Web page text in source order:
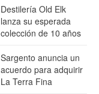
Destilería Old Elk
lanza su esperada
colección de 10 años
Sargento anuncia un
acuerdo para adquirir
La Terra Fina